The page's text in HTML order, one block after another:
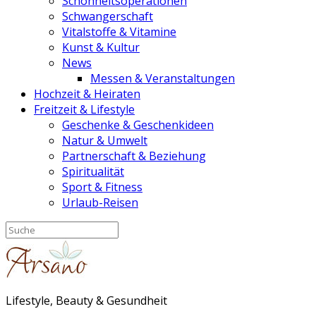
Schwangerschaft
Vitalstoffe & Vitamine
Kunst & Kultur
News
Messen & Veranstaltungen
Hochzeit & Heiraten
Freitzeit & Lifestyle
Geschenke & Geschenkideen
Natur & Umwelt
Partnerschaft & Beziehung
Spiritualität
Sport & Fitness
Urlaub-Reisen
Lifestyle, Beauty & Gesundheit